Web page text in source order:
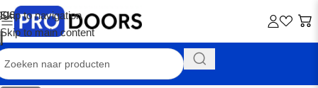
Skip to navigation
Skip to main content